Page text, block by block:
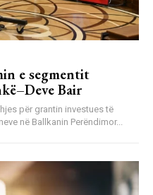
e segmentit
Bair
për grantin investues të
në Ballkanin Perëndimor...